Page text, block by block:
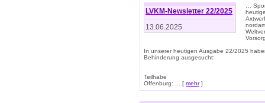
LVKM-Newsletter 22/2025
13.06.2025
…
In unserer heutigen Ausgabe 22/2025
Behinderung ausgesucht:
Teilhabe
Offenburg: ... [ mehr]